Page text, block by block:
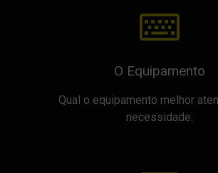
O Equipamento
Qual o equipamento melhor
necessidade.